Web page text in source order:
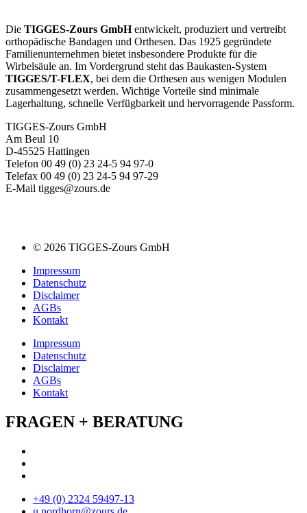
Die TIGGES-Zours GmbHentwickelt, produziert und vertreibt
orthopädische Bandagen und Orthesen. Das 1925 gegründete
Familienunternehmen bietet insbesondere Produkte für die
Wirbelsäule an. Im Vordergrund steht das Baukasten-System
TIGGES/T-FLEX, bei dem die Orthesen aus wenigen Modulen
zusammengesetzt werden. Wichtige Vorteile sind minimale
Lagerhaltung, schnelle Verfügbarkeit und hervorragende Passform.
TIGGES-Zours GmbH
Am Beul 10
D-45525 Hattingen
Telefon 00 49 (0) 23 24-5 94 97-0
Telefax 00 49 (0) 23 24-5 94 97-29
E-Mail tigges@zours.de
© 2026 TIGGES-Zours GmbH
Impressum
Datenschutz
Disclaimer
AGBs
Kontakt
Impressum
Datenschutz
Disclaimer
AGBs
Kontakt
FRAGEN + BERATUNG
+49 (0) 2324 59497-13